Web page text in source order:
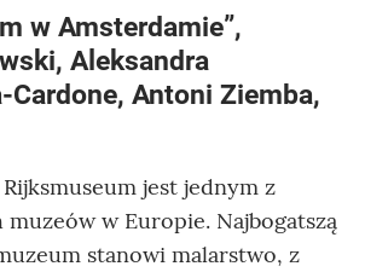
w Amsterdamie”,
Aleksandra
Antoni Ziemba,
jest jednym z
muzeów w Europie. Najbogatszą
stanowi malarstwo, z